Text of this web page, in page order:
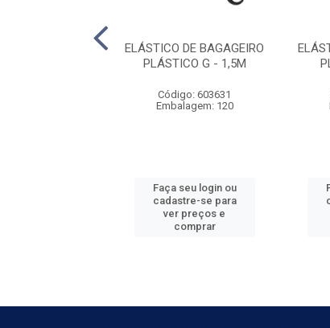
ELÁSTICO DE BAGAGEIRO
PLÁSTICO G - 1,5M
Código: 603631
Embalagem: 120
Faça seu login ou
cadastre-se para
ver preços e
comprar